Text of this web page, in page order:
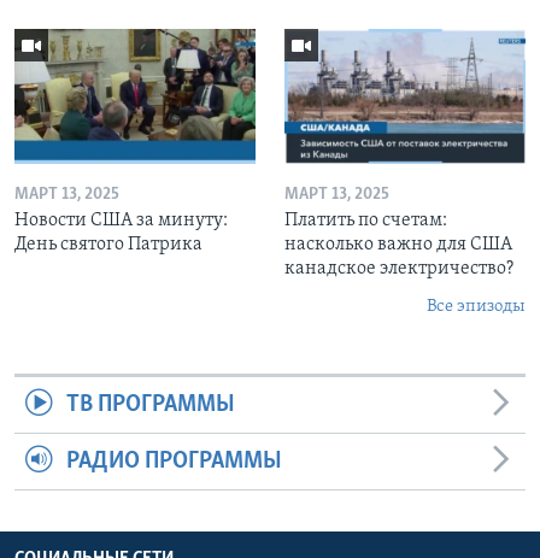
МАРТ 13, 2025
Новости США за минуту:
День святого Патрика
МАРТ 13, 2025
Платить по счетам:
насколько важно для США
канадское электричество?
Все эпизоды
ТВ ПРОГРАММЫ
РАДИО ПРОГРАММЫ